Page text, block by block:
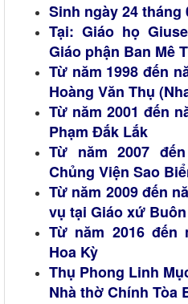
Sinh ngày 24 tháng
Tại: Giáo họ
Giáo phận Ban Mê
Từ năm 1998 đến
Hoàng Văn Thụ
Từ năm 2001 đến
Phạm Đắk Lắk
Từ năm 2007
Chủng Viện Sao
Từ năm 2009 đến
vụ tại Giáo xứ
Từ năm 2016 đến
Hoa Kỳ
Thụ Phong Linh
Nhà thờ Chính Tòa